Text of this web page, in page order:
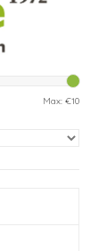
Max: €10